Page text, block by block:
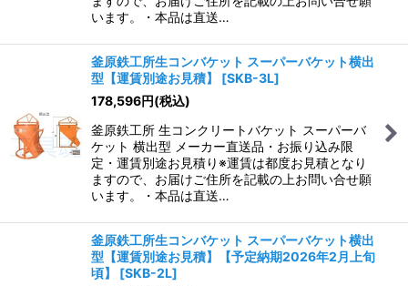
います。・本品は直送…
釜原鉄工所生コンバケット スーパーバケット横出
型【運賃別途お見積】
[SKB-3L]
178,596円(税込)
釜原鉄工所 生コンクリートバケット スーパーバ
ケット 横出型 メーカー直送品・お振り込み限
定・運賃別途お見積り※運賃は都度お見積となり
ますので、お届けご住所を記載の上お問い合せ願
います。・本品は直送…
釜原鉄工所生コンバケット スーパーバケット横出
型【運賃別途お見積】【予定納期2026年2月上旬
頃】
[SKB-2L]